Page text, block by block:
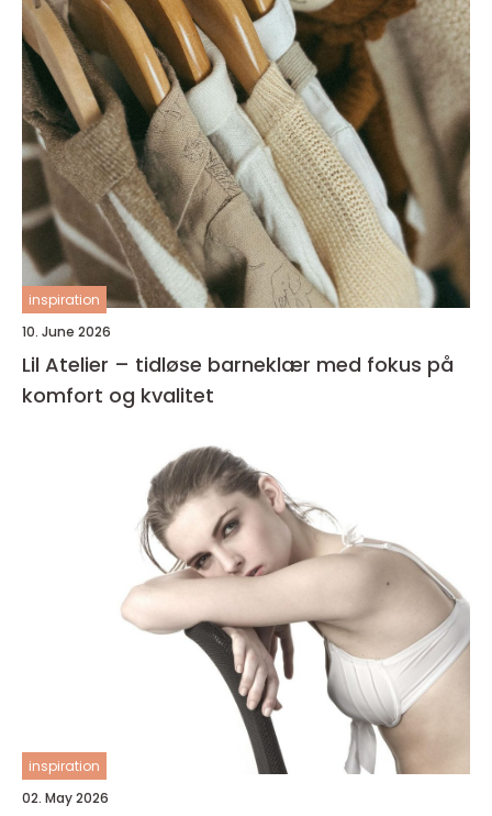
inspiration
10. June 2026
Lil Atelier – tidløse barneklær med fokus på
komfort og kvalitet
inspiration
02. May 2026